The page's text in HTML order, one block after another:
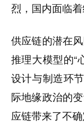
烈，国内面临着
供应链的潜在
推理大模型的“
设计与制造环
际地缘政治的
应链带来了不确